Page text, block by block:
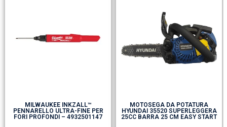
MILWAUKEE INKZALL™
PENNARELLO ULTRA-FINE PER
FORI PROFONDI – 4932501147
MOTOSEGA DA POTATURA
HYUNDAI 35520 SUPERLEGGERA
25CC BARRA 25 CM EASY START